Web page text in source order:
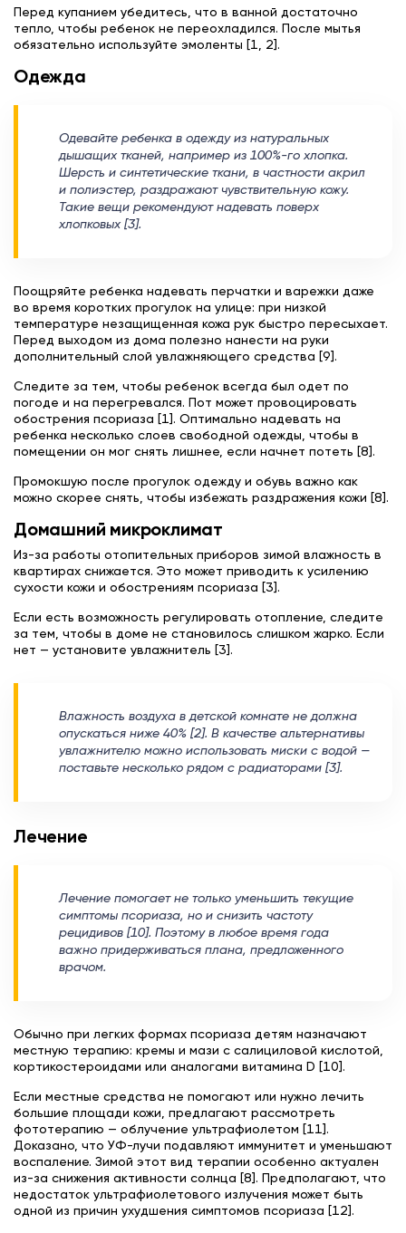
Перед купанием убедитесь, что в ванной достаточно
тепло, чтобы ребенок не переохладился. После мытья
обязательно используйте эмоленты [1, 2].
Одежда
Одевайте ребенка в одежду из натуральных
дышащих тканей, например из 100%-го хлопка.
Шерсть и синтетические ткани, в частности акрил
и полиэстер, раздражают чувствительную кожу.
Такие вещи рекомендуют надевать поверх
хлопковых [3].
Поощряйте ребенка надевать перчатки и варежки даже
во время коротких прогулок на улице: при низкой
температуре незащищенная кожа рук быстро пересыхает.
Перед выходом из дома полезно нанести на руки
дополнительный слой увлажняющего средства [9].
Следите за тем, чтобы ребенок всегда был одет по
погоде и на перегревался. Пот может провоцировать
обострения псориаза [1]. Оптимально надевать на
ребенка несколько слоев свободной одежды, чтобы в
помещении он мог снять лишнее, если начнет потеть [8].
Промокшую после прогулок одежду и обувь важно как
можно скорее снять, чтобы избежать раздражения кожи [8].
Домашний микроклимат
Из-за работы отопительных приборов зимой влажность в
квартирах снижается. Это может приводить к усилению
сухости кожи и обострениям псориаза [3].
Если есть возможность регулировать отопление, следите
за тем, чтобы в доме не становилось слишком жарко. Если
нет — установите увлажнитель [3].
Влажность воздуха в детской комнате не должна
опускаться ниже 40% [2]. В качестве альтернативы
увлажнителю можно использовать миски с водой —
поставьте несколько рядом с радиаторами [3].
Лечение
Лечение помогает не только уменьшить текущие
симптомы псориаза, но и снизить частоту
рецидивов [10]. Поэтому в любое время года
важно придерживаться плана, предложенного
врачом.
Обычно при легких формах псориаза детям назначают
местную терапию: кремы и мази с салициловой кислотой,
кортикостероидами или аналогами витамина D [10].
Если местные средства не помогают или нужно лечить
большие площади кожи, предлагают рассмотреть
фототерапию — облучение ультрафиолетом [11].
Доказано, что УФ-лучи подавляют иммунитет и уменьшают
воспаление. Зимой этот вид терапии особенно актуален
из-за снижения активности солнца [8]. Предполагают, что
недостаток ультрафиолетового излучения может быть
одной из причин ухудшения симптомов псориаза [12].